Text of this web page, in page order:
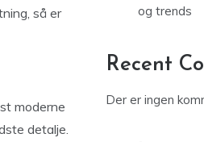
så er
moderne
detalje.
og trends
Recent
Der er ingen